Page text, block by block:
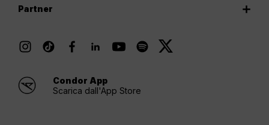
Partner
Condor App
Scarica dall'App Store